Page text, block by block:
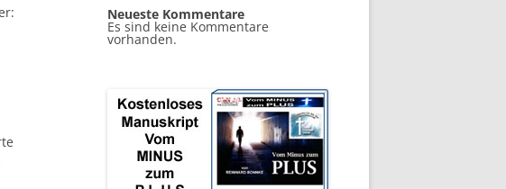
Neueste Kommentare
Es sind keine Kommentare
vorhanden.